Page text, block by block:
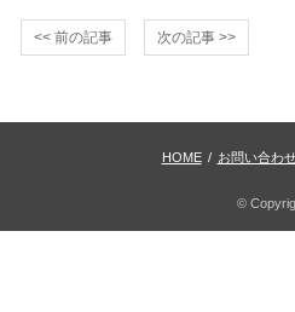
<< 前の記事 次の記事 >>
HOME / お問い合わ
©